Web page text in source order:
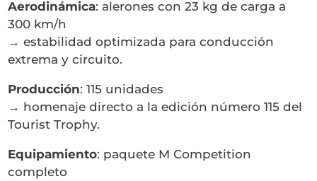
Aerodinámica: alerones con 23 kg de carga a
300 km/h
→ estabilidad optimizada para conducción
extrema y circuito.
Producción: 115 unidades
→ homenaje directo a la edición número 115 del
Tourist Trophy.
Equipamiento: paquete M Competition
completo